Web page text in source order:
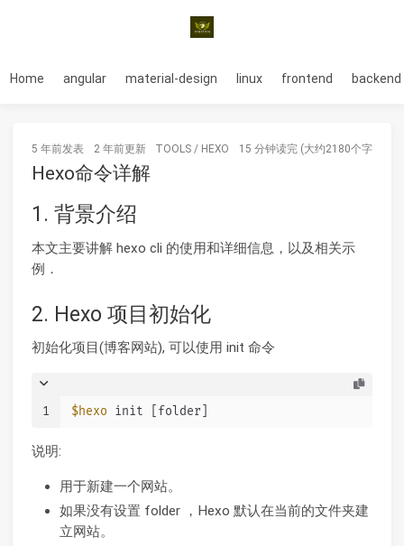
Home angular material-design linux frontend backend
5 年前发表 2 年前更新 TOOLS / HEXO 15 分钟读完 (大约2180个字)
Hexo命令详解
1. 背景介绍
本文主要讲解 hexo cli 的使用和详细信息，以及相关示
例．
2. Hexo 项目初始化
初始化项目(博客网站), 可以使用 init 命令
1 $hexo init [folder]
说明:
用于新建一个网站。
如果没有设置 folder ，Hexo 默认在当前的文件夹建
立网站。